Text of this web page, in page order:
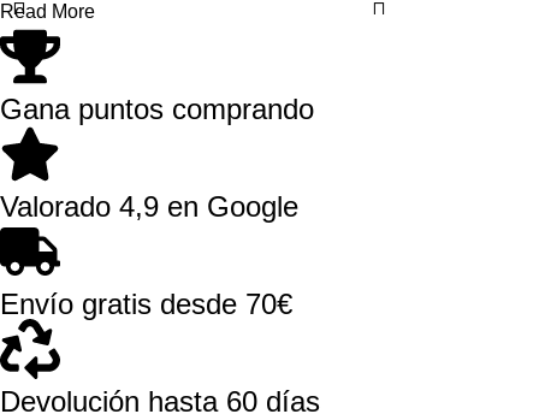
Read More
Gana puntos comprando
Valorado 4,9 en Google
Envío gratis desde 70€
Devolución hasta 60 días